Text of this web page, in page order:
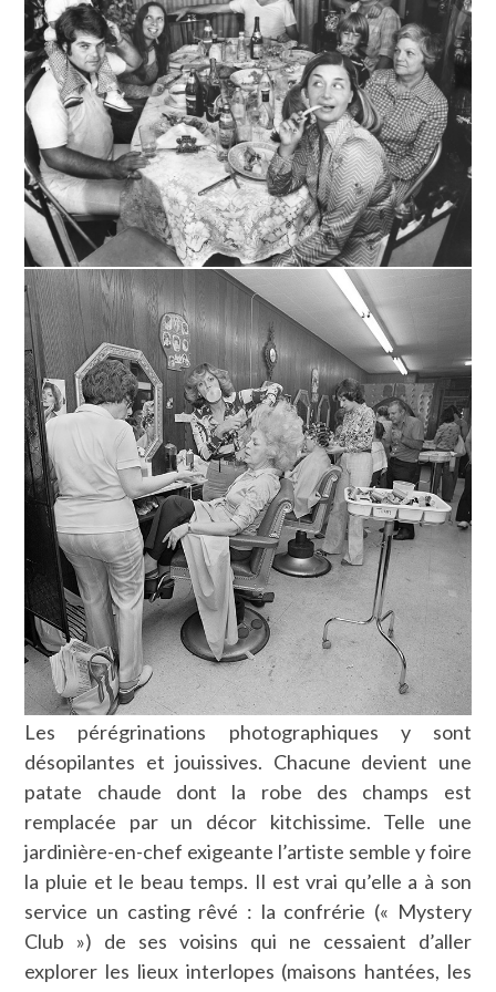
Les pérégrinations photographiques y sont
désopilantes et jouissives. Chacune devient une
patate chaude dont la robe des champs est
remplacée par un décor kitchissime. Telle une
jardinière-en-chef exigeante l’artiste semble y foire
la pluie et le beau temps. Il est vrai qu’elle a à son
service un casting rêvé : la confrérie (« Mystery
Club ») de ses voisins qui ne cessaient d’aller
explorer les lieux interlopes (maisons hantées, les